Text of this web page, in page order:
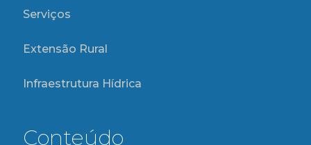
Serviços
Extensão Rural
Infraestrutura Hídrica
Conteúdo